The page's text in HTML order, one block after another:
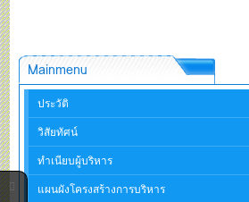
Mainmenu
ประวัติ
วิสัยทัศน์
ทำเนียบผู้บริหาร
แผนผังโครงสร้างการบริหาร